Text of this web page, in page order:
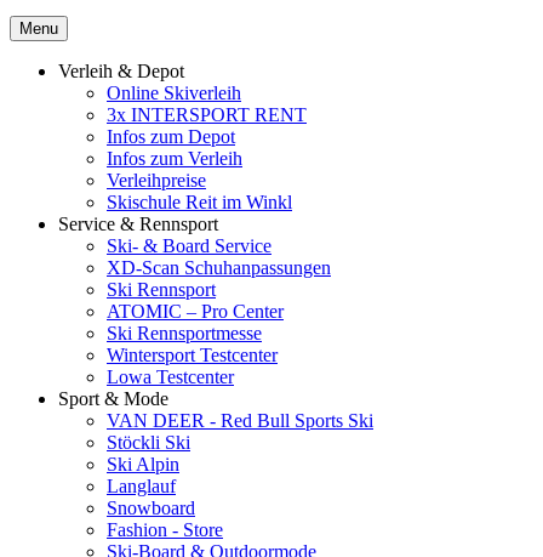
Menu
Verleih & Depot
Online Skiverleih
3x INTERSPORT RENT
Infos zum Depot
Infos zum Verleih
Verleihpreise
Skischule Reit im Winkl
Service & Rennsport
Ski- & Board Service
XD-Scan Schuhanpassungen
Ski Rennsport
ATOMIC – Pro Center
Ski Rennsportmesse
Wintersport Testcenter
Lowa Testcenter
Sport & Mode
VAN DEER - Red Bull Sports Ski
Stöckli Ski
Ski Alpin
Langlauf
Snowboard
Fashion - Store
Ski-Board & Outdoormode